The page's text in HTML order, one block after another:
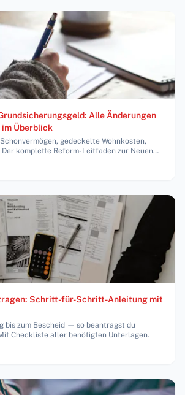
Alle Änderungen
Überblick
gedeckelte Wohnkosten,
komplette Reform-Leitfaden zur Neuen
Juli 2026 — mit konkreten Zahlen und
Schritt-für-Schritt-Anleitung mit
bis zum Bescheid — so beantragst du
Checkliste aller benötigten Unterlagen.